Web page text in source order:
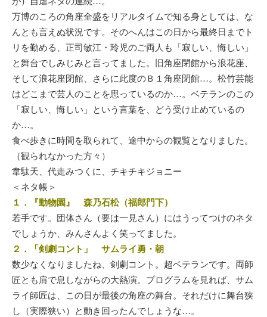
万博のころの角座全盛をリアルタイムで知る身としては、な
んとも言えぬ状況です。そのへんはこの日から最終日までト
リを勤める、正司敏江・玲児のご両人も「寂しい、悔しい」
と舞台でしみじみと言ってました。旧角座閉館から浪花座、
そして浪花座閉館、さらに此度のＢ１角座閉館…。松竹芸能
はどこまで芸人のことを思っているのか…。ベテランのこの
「寂しい、悔しい」という言葉を、どう受け止めているの
か…。
食べ歩きに時間を取られて、途中からの観覧となりました。
（観られなかった方々）
韋駄天、代走みつくに、チキチキジョニー
＜ネタ帳＞
１．『動物園』 森乃石松（福郎門下）
若手です。団体さん（要は一見さん）にはうってつけのネタ
でしょうか、みんさんよく笑ってました。
２．「剣劇コント」 サムライ勇・朝
数少なくなりましたね、剣劇コント。超ベテランです。両師
匠とも肩で息しながらの大熱演。プログラムを見れば、サム
ライ師匠は、この日が最後の角座の舞台。それだけに舞台狭
し（実際狭い）と動き回ったんでしょうな…。